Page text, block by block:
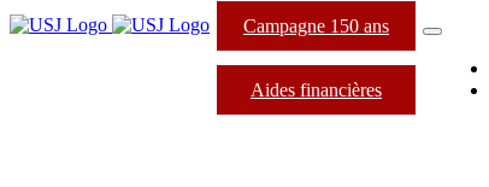
Campagne 150 ans
Aides financières